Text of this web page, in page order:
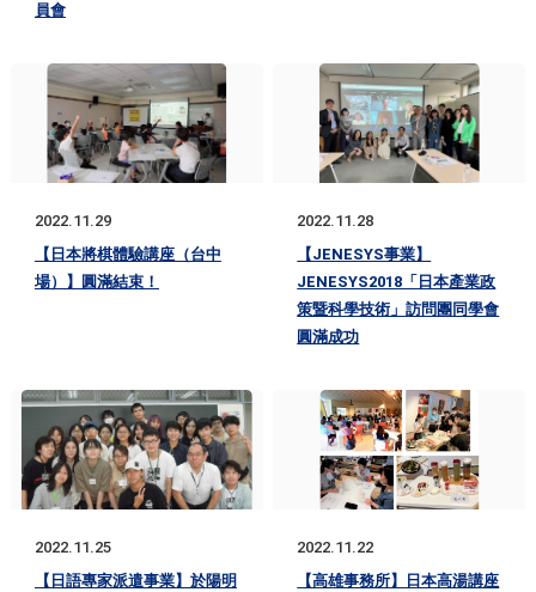
員會
2022.11.29
【日本將棋體驗講座（台中
場）】圓滿結束！
2022.11.28
【JENESYS事業】
JENESYS2018「日本產業政
策暨科學技術」訪問團同學會
圓滿成功
2022.11.25
【日語專家派遣事業】於陽明
2022.11.22
【高雄事務所】日本高湯講座